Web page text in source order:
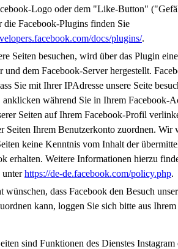
Logo oder dem "Like-Button"
die Facebook-Plugins finden Sie
docs/plugins/.
Seiten besuchen, wird über das Plugin
und dem Facebook-Server hergestellt.
Sie mit Ihrer IPAdresse unsere Seite
während Sie in Ihrem Facebook-
Seiten auf Ihrem Facebook-Profil
Seiten Ihrem Benutzerkonto zuordnen. Wir
keine Kenntnis vom Inhalt der
erhalten. Weitere Informationen hierzu
unterhttps://de-de.facebook.com/policy.php.
wünschen, dass Facebook den Besuch
kann, loggen Sie sich bitte aus
sind Funktionen des Dienstes